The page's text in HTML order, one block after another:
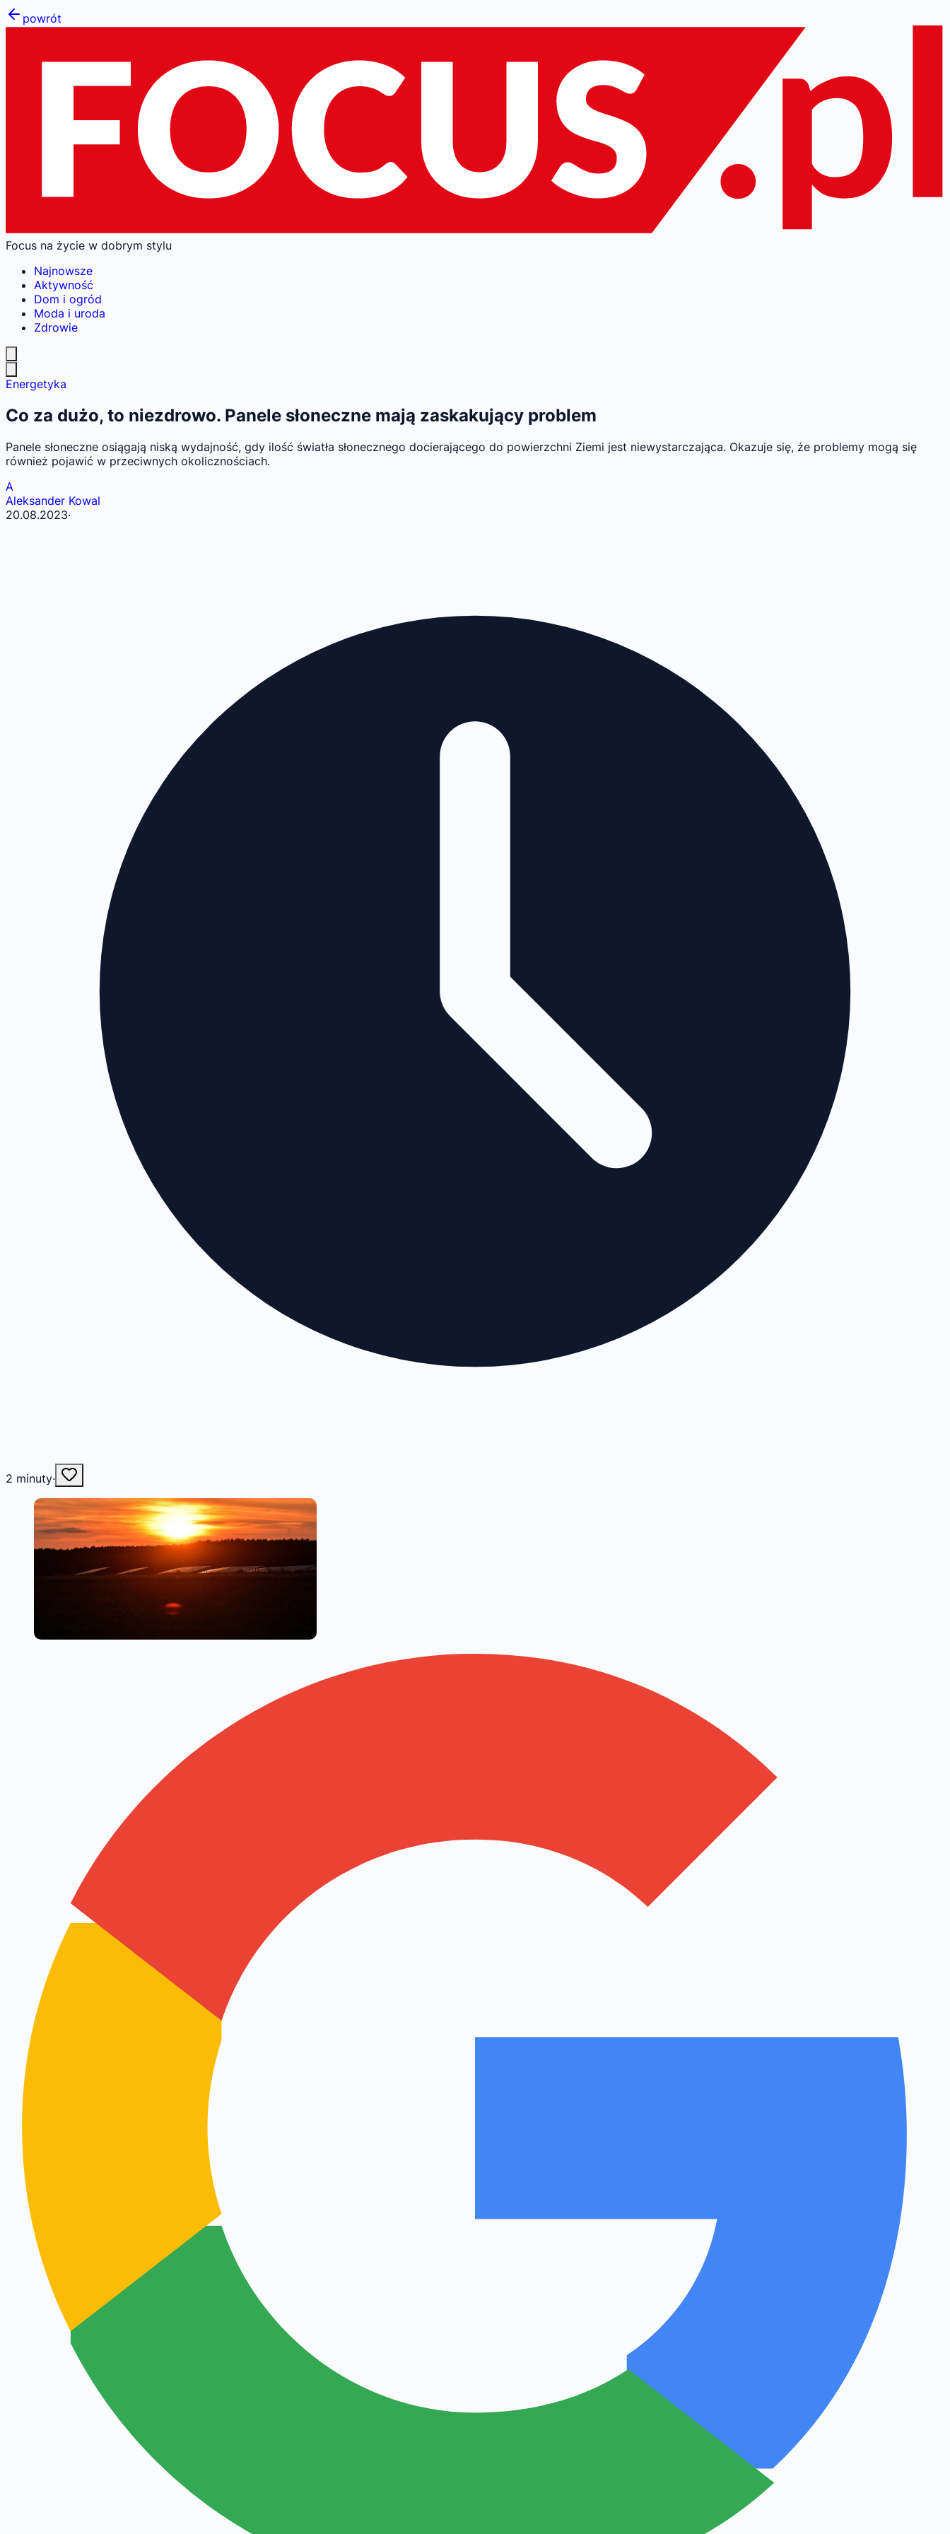
powrót
Focus na życie w dobrym stylu
Najnowsze
Aktywność
Dom i ogród
Moda i uroda
Zdrowie
Energetyka
Co za dużo, to niezdrowo. Panele słoneczne mają zaskakujący problem
Panele słoneczne osiągają niską wydajność, gdy ilość światła słonecznego docierającego do powierzchni Ziemi jest niewystarczająca. Okazuje się, że problemy mogą się
również pojawić w przeciwnych okolicznościach.
A
Aleksander Kowal
20.08.2023·
2 minuty·